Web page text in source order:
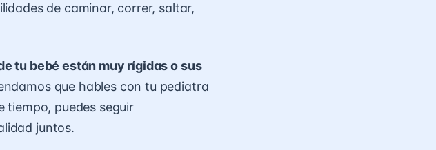
de caminar, correr, saltar,
tu bebé están muy rígidas o sus
que hables con tu pediatra
tiempo, puedes seguir
juntos.